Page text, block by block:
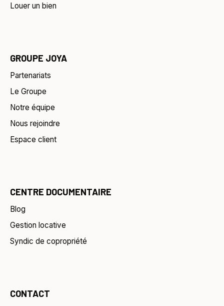
Louer un bien
GROUPE JOYA
Partenariats
Le Groupe
Notre équipe
Nous rejoindre
Espace client
CENTRE DOCUMENTAIRE
Blog
Gestion locative
Syndic de copropriété
CONTACT